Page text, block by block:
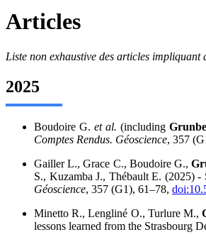
Articles
Liste non exhaustive des articles impliquant
2025
Boudoire G.et al. (including
Comptes Rendus. Géoscience, 357
Gailler L., Grace C., Boudoire G.,
S., Kuzamba J., Thébault E. (2025)
Géoscience, 357 (G1), 61–78,
Minetto R., Lengliné O., Turlure M.,
lessons learned from the Strasbourg